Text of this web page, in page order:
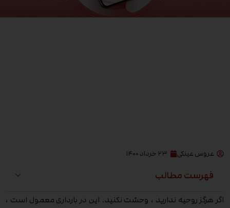
عروس عینکی ۲۳ خرداد ۱۴۰۰
فهرست مطالب
اگر هرگز روحیه ندارید ، وحشت نکنید. این در بارداری معمول است ،